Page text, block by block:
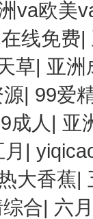
va欧美
线免费|
草| 亚洲
| 99爱
成人 | 亚
|
大香蕉|
合| 六